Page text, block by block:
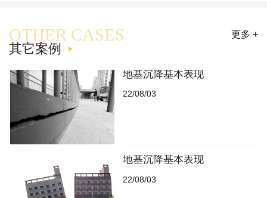
OTHER CASES
其它案例
更多 +
地基沉降基本表现
22/08/03
地基沉降基本表现
22/08/03